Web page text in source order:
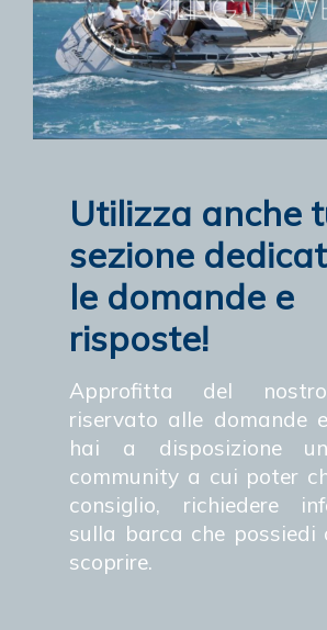
Utilizza anche
sezione
le domande e
risposte!
Approfitta del
riservato alle domande
hai a disposizione
community a cui poter
consiglio, richiedere
sulla barca che possiedi
scoprire.